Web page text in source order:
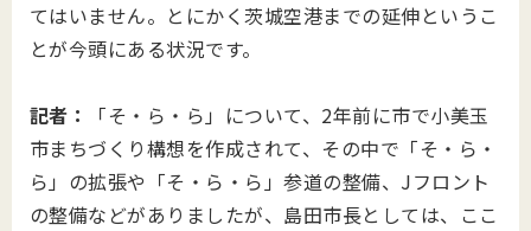
てはいません。とにかく茨城空港までの延伸というこ
とが今頭にある状況です。
記者：
「そ・ら・ら」について、2年前に市で小美玉
市まちづくり構想を作成されて、その中で「そ・ら・
ら」の拡張や「そ・ら・ら」参道の整備、Jフロント
の整備などがありましたが、島田市長としては、ここ